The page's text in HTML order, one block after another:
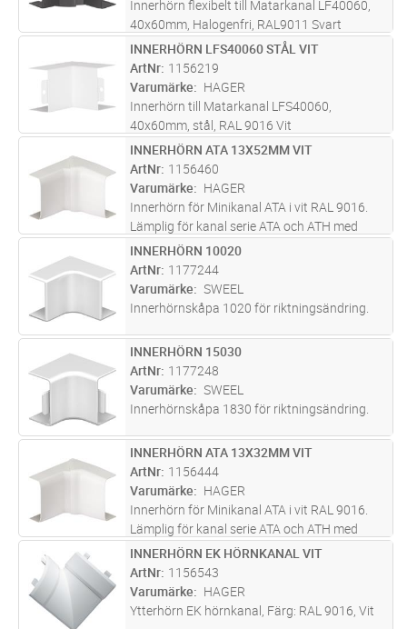
Innerhörn flexibelt till Matarkanal LF40060,
40x60mm, Halogenfri, RAL9011 Svart
ST Lägg i kundvagn
INNERHÖRN LFS40060 STÅL VIT
ArtNr 1156219
Varumärke
HAGER
Innerhörn till Matarkanal LFS40060,
40x60mm, stål, RAL 9016 Vit
ST Lägg i kundvagn
INNERHÖRN ATA 13X52MM VIT
ArtNr 1156460
Varumärke
HAGER
Innerhörn för Minikanal ATA i vit RAL 9016.
Lämplig för kanal serie ATA och ATH med
dimension 13x52 mm. Hörnet är justerbart
83-140 ° för en snygg finish där väggens hörn
inte är exakt 90° vilket ger
ST Lägg i kundvagn
INNERHÖRN 10020
ArtNr 1177244
Varumärke
SWEEL
Innerhörnskåpa 1020 för riktningsändring.
ST Lägg i kundvagn
INNERHÖRN 15030
ArtNr 1177248
Varumärke
SWEEL
Innerhörnskåpa 1830 för riktningsändring.
ST Lägg i kundvagn
INNERHÖRN ATA 13X32MM VIT
ArtNr 1156444
Varumärke
HAGER
Innerhörn för Minikanal ATA i vit RAL 9016.
Lämplig för kanal serie ATA och ATH med
dimension 13x32 mm. Hörnet är justerbart
83-140 ° för en snygg finish där väggens hörn
inte är exakt 90° vilket ger
ST Lägg i kundvagn
INNERHÖRN EK HÖRNKANAL VIT
ArtNr 1156543
Varumärke
HAGER
Ytterhörn EK hörnkanal, Färg: RAL 9016, Vit